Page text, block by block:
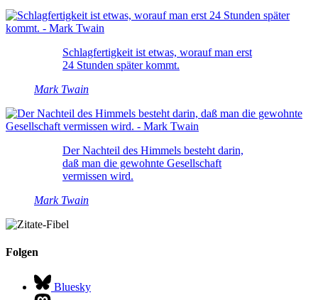
Schlagfertigkeit ist etwas, worauf man erst
24 Stunden später kommt.
Mark Twain
Der Nachteil des Himmels besteht darin,
daß man die gewohnte Gesellschaft
vermissen wird.
Mark Twain
Folgen
Bluesky